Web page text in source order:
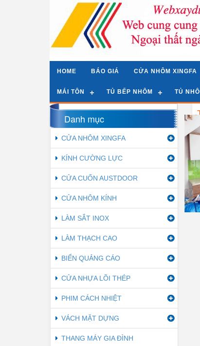
HOME BÁO GIÁ CỬA NHÔM XINGFA
MÁI TÔN TỦ BẾP NHÔM TỦ
Danh mục
CỬA NHÔM XINGFA
KÍNH CƯỜNG LỰC
CỬA CUỐN AUSTDOOR
CỬA NHÔM KÍNH
LÀM SẮT INOX
LÀM THẠCH CAO
BIỂN QUẢNG CÁO
CỬA NHỰA LÕI THÉP
PHIM CÁCH NHIỆT
VÁCH MẶT DỰNG
THANG MÁY GIA ĐÌNH